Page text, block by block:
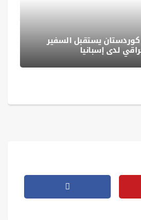
يستقبل السفير
لدى إسبانيا